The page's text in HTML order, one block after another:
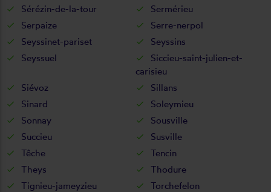
Sérézin-de-la-tour
Sermérieu
Serpaize
Serre-nerpol
Seyssinet-pariset
Seyssins
Seyssuel
Siccieu-saint-julien-et-
carisieu
Siévoz
Sillans
Sinard
Soleymieu
Sonnay
Sousville
Succieu
Susville
Têche
Tencin
Theys
Thodure
Tignieu-jameyzieu
Torchefelon